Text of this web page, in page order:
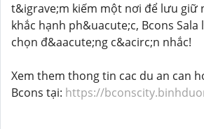
t&igrave;m kiếm một nơi để lưu giữ
khắc hạnh ph&uacute;c, Bcons
chọn đ&aacute;ng c&acirc;n nhắc!
Xem them thong tin cac du an can
Bcons tại: https://